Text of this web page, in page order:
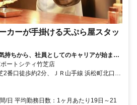
カーが手掛ける天ぷら屋スタッ
持ちから、社員としてのキャリアが始まり
ートシティ竹芝店
2番口徒歩約2分、ＪＲ山手線 浜松町北口徒
門（東京都）B2口徒歩約5分
/日 平均勤務日数：1ヶ月あたり19日～21